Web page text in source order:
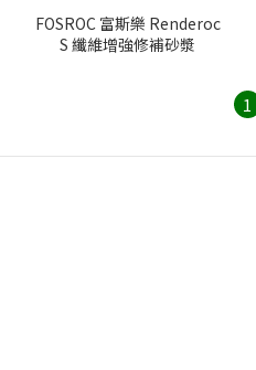
FOSROC 富斯樂 Renderoc
S 纖維增強修補砂漿
1